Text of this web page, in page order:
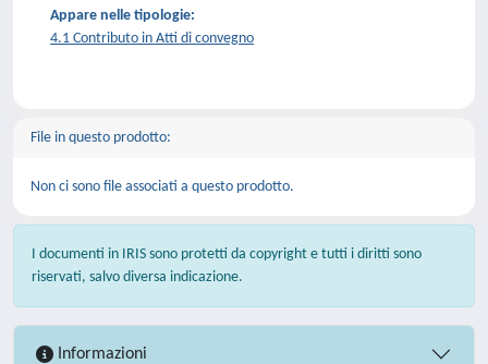
Appare nelle tipologie:
4.1 Contributo in Atti di convegno
File in questo prodotto:
Non ci sono file associati a questo prodotto.
I documenti in IRIS sono protetti da copyright e tutti i diritti sono
riservati, salvo diversa indicazione.
Informazioni